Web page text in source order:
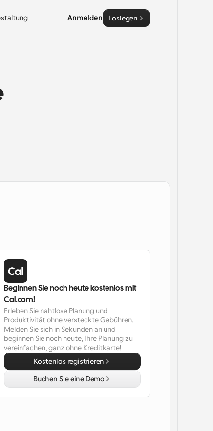
Anmelden Loslegen
Beginnen Sie noch heute kostenlos mit
Cal.com!
Erleben Sie nahtlose Planung und
Produktivität ohne versteckte Gebühren.
Melden Sie sich in Sekunden an und
beginnen Sie noch heute, Ihre Planung zu
vereinfachen, ganz ohne Kreditkarte!
Kostenlos registrieren
Buchen Sie eine Demo